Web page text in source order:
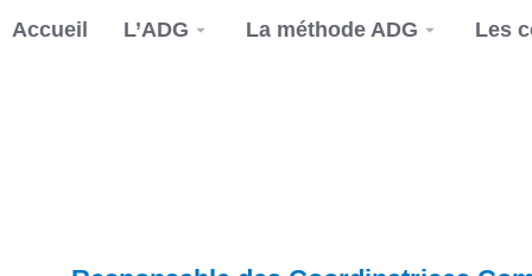
Accueil L’ADG La méthode ADG Les